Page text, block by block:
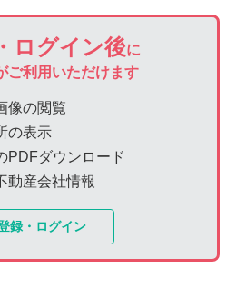
ログイン後に
ご利用いただけます
像の閲覧
の表示
PDFダウンロード
動産会社情報
録・ログイン